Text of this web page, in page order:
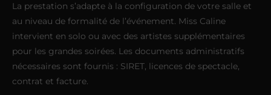
La prestation s’adapte à la configuration de votre salle et
au niveau de formalité de l’événement. Miss Caline
intervient en solo ou avec des artistes supplémentaires
pour les grandes soirées. Les documents administratifs
nécessaires sont fournis : SIRET, licences de spectacle,
contrat et facture.